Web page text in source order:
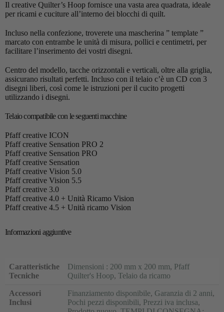
Il creative Quilter’s Hoop fornisce una vasta area quadrata, ideale
per ricami e cuciture all’interno dei blocchi di quilt.
Incluso nella confezione, troverete una mascherina ” template ”
marcato con entrambe le unità di misura, pollici e centimetri, per
facilitare l’inserimento dei vostri disegni.
Centro del modello, tacche orizzontali e verticali, oltre alla griglia,
assicurano risultati perfetti. Incluso con il telaio c’è un CD con 3
disegni liberi, così come le istruzioni per il cucito progetti
utilizzando i disegni.
Telaio compatibile con le seguenti macchine
Pfaff creative ICON
Pfaff creative Sensation PRO 2
Pfaff creative Sensation PRO
Pfaff creative Sensation
Pfaff creative Vision 5.0
Pfaff creative Vision 5.5
Pfaff creative 3.0
Pfaff creative 4.0 + Unità Ricamo Vision
Pfaff creative 4.5 + Unità ricamo Vision
Informazioni aggiuntive
Caratteristiche
Tecniche
Dimensioni : 200 mm x 200 mm, Pfaff
Quilter's Hoop, Telaio da ricamo
Accessori
Inclusi
Finanziamento disponibile, Garanzia di 2 anni,
Pochi pezzi disponibili, Prezzi iva inclusa,